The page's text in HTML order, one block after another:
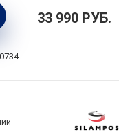
Cook'on 3,5 л
с
Бельгия,
33 990 РУБ.